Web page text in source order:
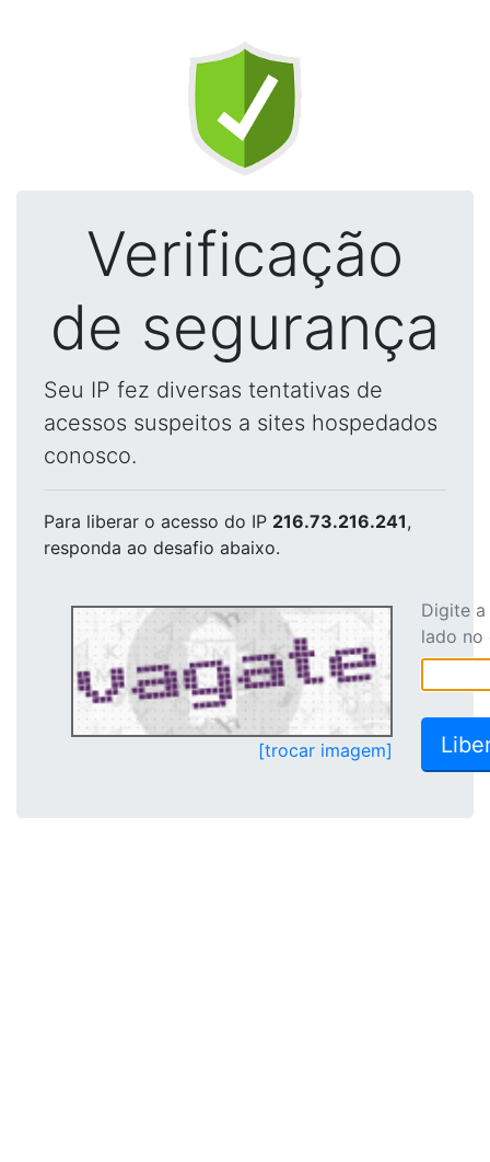
Verificação
de segurança
Seu IP fez diversas tentativas de
acessos suspeitos a sites hospedados
conosco.
Para liberar o acesso do IP 216.73.216.241,
responda ao desafio abaixo.
[trocar imagem]
Digite
lado no